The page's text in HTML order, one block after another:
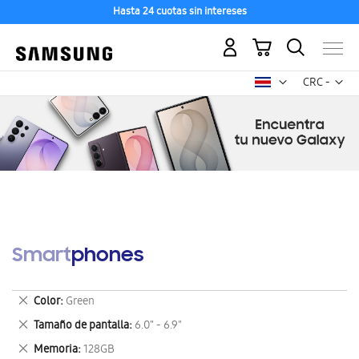
Hasta 24 cuotas sin intereses
CRC -
colón
Mi carrito
Smartphones
Color Green
Eliminar
este
artículo
Tamaño de pantalla 6.0" - 6.9"
Eliminar
este
Memoria 128GB
Eliminar